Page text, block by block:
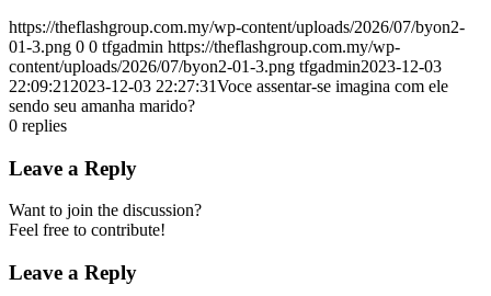
https://theflashgroup.com.my/wp-content/uploads/2026/07/byon2-
01-3.png 0 0 tfgadmin https://theflashgroup.com.my/wp-
content/uploads/2026/07/byon2-01-3.png tfgadmin2023-12-03
22:09:21 2023-12-03 22:27:31Voce assentar-se imagina com ele
sendo seu amanha marido?
0 replies
Leave a Reply
Want to join the discussion?
Feel free to contribute!
Leave a Reply